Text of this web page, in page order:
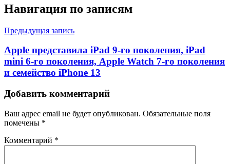
Навигация по записям
Предыдущая запись
Apple представила iPad 9-го поколения, iPad
mini 6-го поколения, Apple Watch 7-го поколения
и семейство iPhone 13
Добавить комментарий
Ваш адрес email не будет опубликован. Обязательные поля
помечены *
Комментарий *